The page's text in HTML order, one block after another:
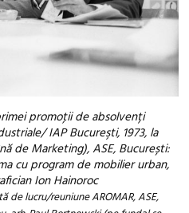
promoţii de absolvenți
IAP Bucureşti, 1973, la
de Marketing), ASE, București:
cu program de mobilier urban,
Ion Hainoroc
de lucru/reuniune AROMAR, ASE,